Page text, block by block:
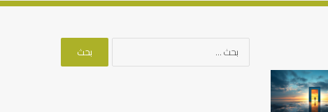
العلاقة
العلمية
بين
البحث